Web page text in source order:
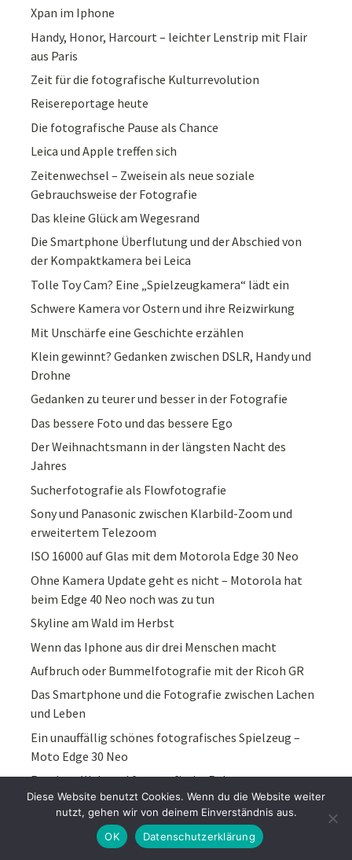
Xpan im Iphone
Handy, Honor, Harcourt – leichter Lenstrip mit Flair
aus Paris
Zeit für die fotografische Kulturrevolution
Reisereportage heute
Die fotografische Pause als Chance
Leica und Apple treffen sich
Zeitenwechsel – Zweisein als neue soziale
Gebrauchsweise der Fotografie
Das kleine Glück am Wegesrand
Die Smartphone Überflutung und der Abschied von
der Kompaktkamera bei Leica
Tolle Toy Cam? Eine „Spielzeugkamera“ lädt ein
Schwere Kamera vor Ostern und ihre Reizwirkung
Mit Unschärfe eine Geschichte erzählen
Klein gewinnt? Gedanken zwischen DSLR, Handy und
Drohne
Gedanken zu teurer und besser in der Fotografie
Das bessere Foto und das bessere Ego
Der Weihnachtsmann in der längsten Nacht des
Jahres
Sucherfotografie als Flowfotografie
Sony und Panasonic zwischen Klarbild-Zoom und
erweitertem Telezoom
ISO 16000 auf Glas mit dem Motorola Edge 30 Neo
Ohne Kamera Update geht es nicht – Motorola hat
beim Edge 40 Neo noch was zu tun
Skyline am Wald im Herbst
Wenn das Iphone aus dir drei Menschen macht
Aufbruch oder Bummelfotografie mit der Ricoh GR
Das Smartphone und die Fotografie zwischen Lachen
und Leben
Ein unauffällig schönes fotografisches Spielzeug –
Moto Edge 30 Neo
Rastlose Welt und fotografische Ruhe
CCD oder das analoge Korn im Film in digitalen Zeiten
Diese Website benutzt Cookies. Wenn du die Website weiter
nutzt, gehen wir von deinem Einverständnis aus.
OK
Datenschutzerklärung